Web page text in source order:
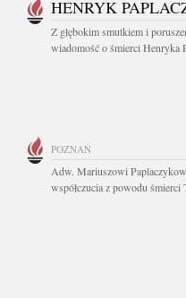
HENRYK
Z głębokim smutkiem i
wiadomość o śmierci Henryka
POZNAŃ
Adw. Mariuszowi
współczucia z powodu śmierci